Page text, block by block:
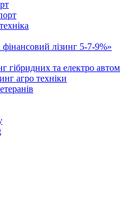
лізинг 5-7-9%»
та електро
агро техніки